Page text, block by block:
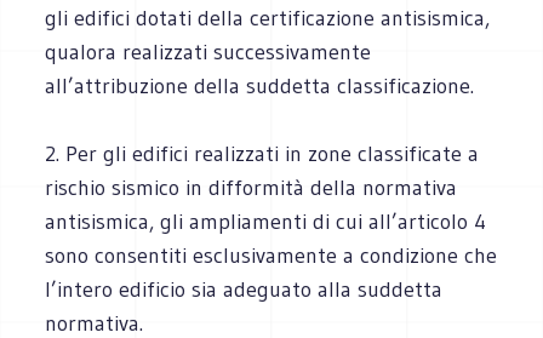
gli edifici dotati della certificazione antisismica,
qualora realizzati successivamente
all’attribuzione della suddetta classificazione.
2. Per gli edifici realizzati in zone classificate a
rischio sismico in difformità della normativa
antisismica, gli ampliamenti di cui all’articolo 4
sono consentiti esclusivamente a condizione che
l’intero edificio sia adeguato alla suddetta
normativa.